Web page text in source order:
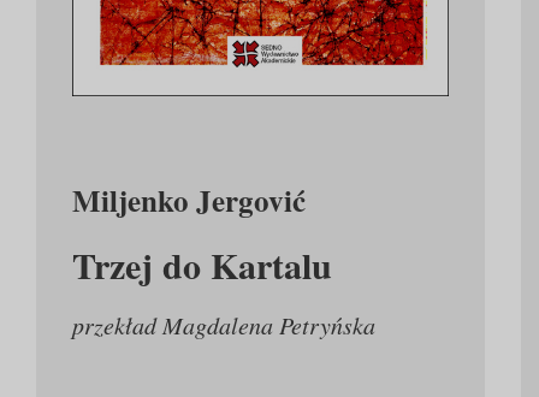
Miljenko Jergović
Trzej do Kartalu
przekład Magdalena Petryńska